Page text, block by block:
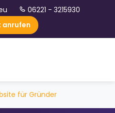
06221 - 3215930
anrufen
für Gründer